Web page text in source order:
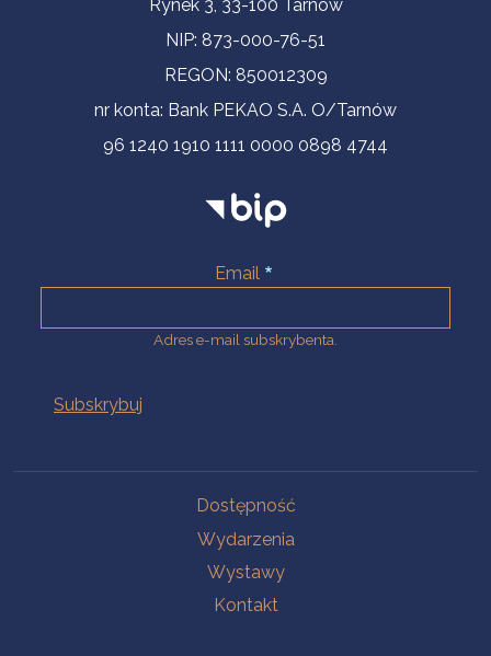
Rynek 3, 33-100 Tarnów
NIP: 873-000-76-51
REGON: 850012309
nr konta: Bank PEKAO S.A. O/Tarnów
96 1240 1910 1111 0000 0898 4744
Email
Adres e-mail subskrybenta.
Dostępność
Wydarzenia
Wystawy
Kontakt